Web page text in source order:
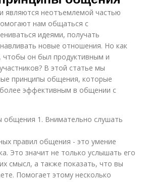
являются неотъемлемой частью
нам общаться с
идеями, получать
новые отношения. Но как
чтобы он был продуктивным и
В этой статье мы
принципы общения, которые
эффективным в общении с
общения 1. Внимательно слушать
правил общения - это умение
Это значит не только услышать его
смысл, а также показать, что вы
Помогает этому несколько